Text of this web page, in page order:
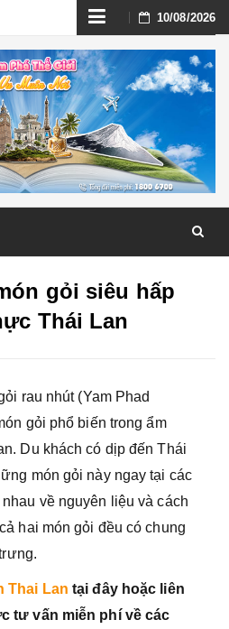
Skip
to
content
10/08/2026
gỏi siêu hấp
Thái Lan
rau nhút (Yam Phad
gỏi phổ biến trong ẩm
Du khách có dịp đến Thái
món gỏi này ngay tại các
về nguyên liệu và cách
hai món gỏi đều có chung
Thai Lan tại đây hoặc liên
tư vấn miễn phí về các